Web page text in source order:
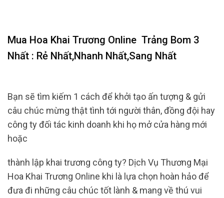
Mua Hoa Khai Trương Online Trảng Bom 3
Nhất : Rẻ Nhất,Nhanh Nhất,Sang Nhất
Bạn sẽ tìm kiếm 1 cách để khởi tạo ấn tượng & gửi
câu chúc mừng thật tình tới người thân, đồng đội hay
công ty đối tác kinh doanh khi họ mở cửa hàng mới
hoặc
thành lập khai trương công ty? Dịch Vụ Thương Mại
Hoa Khai Trương Online khi là lựa chọn hoàn hảo để
đưa đi những câu chúc tốt lành & mang về thú vui